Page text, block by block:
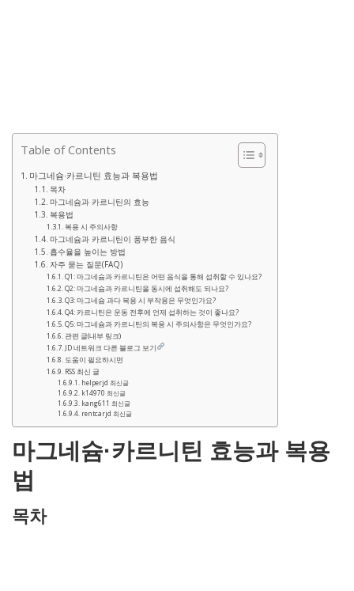
Table of Contents
마그네슘·카르니틴 효능과 복용법
목차
마그네슘과 카르니틴의 효능
복용법
복용 시 주의사항
마그네슘과 카르니틴이 풍부한 음식
흡수율을 높이는 방법
자주 묻는 질문(FAQ)
Q1: 마그네슘과 카르니틴은 어떤 음식을 통해 섭취할 수 있나요?
Q2: 마그네슘과 카르니틴을 동시에 섭취해도 되나요?
Q3: 마그네슘 과다 복용 시 부작용은 무엇인가요?
Q4: 카르니틴은 운동 전후에 언제 섭취하는 것이 좋나요?
Q5: 마그네슘과 카르니틴의 복용 시 주의사항은 무엇인가요?
관련 글(내부 링크)
JD 네트워크 다른 블로그 보기
도움이 필요하시면
RSS 최신 글
helperjd 최신글
k14970 최신글
kang611 최신글
rentcarjd 최신글
마그네슘·카르니틴 효능과 복용
법
목차